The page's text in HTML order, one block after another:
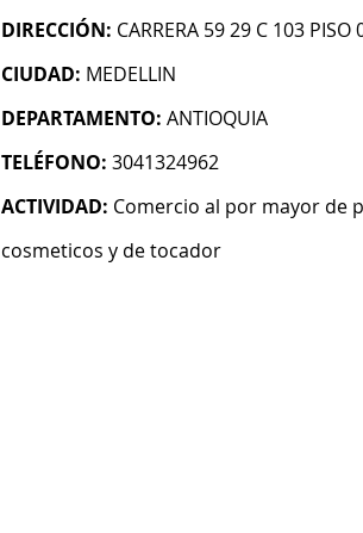
DIRECCIÓN: CARRERA 59 29 C 103 PISO
CIUDAD: MEDELLIN
DEPARTAMENTO: ANTIOQUIA
TELÉFONO: 3041324962
ACTIVIDAD: Comercio al por mayor de
cosmeticos y de tocador